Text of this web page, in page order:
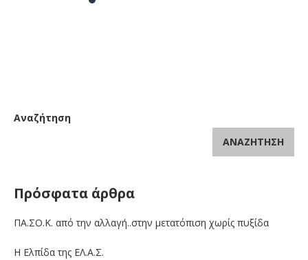
Αναζήτηση
ΑΝΑΖΉΤΗΣΗ
Πρόσφατα άρθρα
ΠΑ.ΣΟ.Κ. από την αλλαγή..στην μετατόπιση χωρίς πυξίδα
Η Ελπίδα της ΕΛ.Α.Σ.